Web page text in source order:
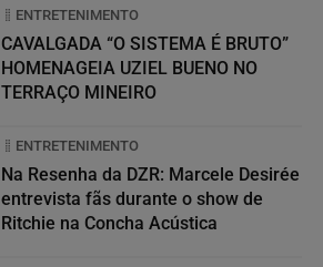
ENTRETENIMENTO
CAVALGADA “O SISTEMA É BRUTO”
HOMENAGEIA UZIEL BUENO NO
TERRAÇO MINEIRO
ENTRETENIMENTO
Na Resenha da DZR: Marcele Desirée
entrevista fãs durante o show de
Ritchie na Concha Acústica